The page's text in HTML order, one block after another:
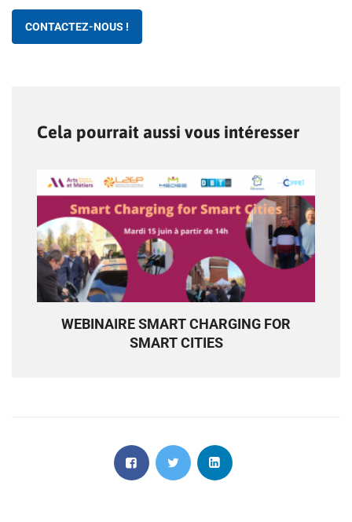
CONTACTEZ-NOUS !
Cela pourrait aussi vous intéresser
WEBINAIRE SMART CHARGING FOR
SMART CITIES